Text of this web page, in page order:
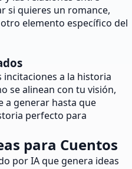
si quieres un romance,
elemento específico del
incitaciones a la historia
se alinean con tu visión,
a generar hasta que
perfecto para
para Cuentos
por IA que genera ideas